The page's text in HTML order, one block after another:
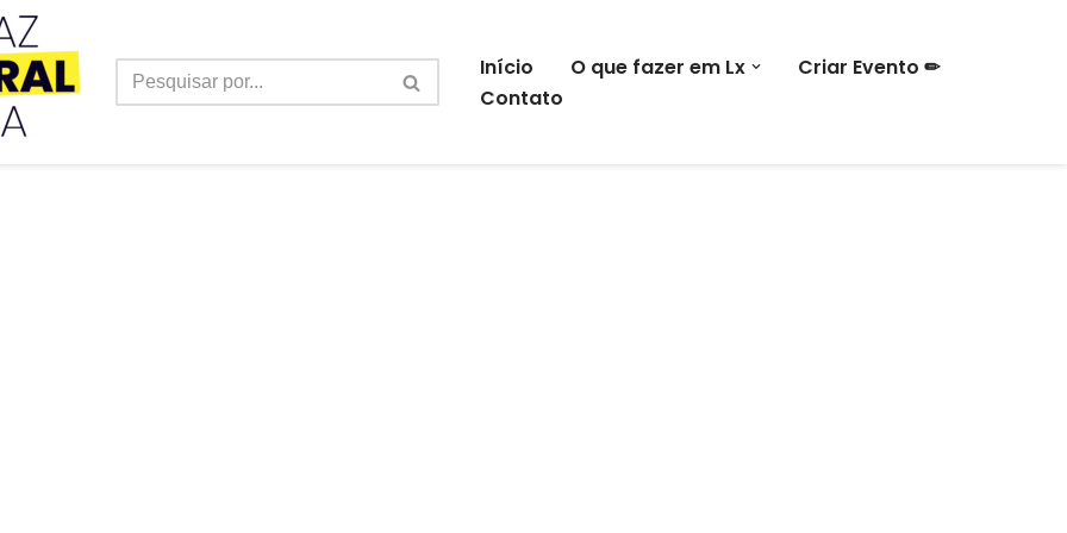
Início O que fazer em Lx
Criar Evento ✏
Contato